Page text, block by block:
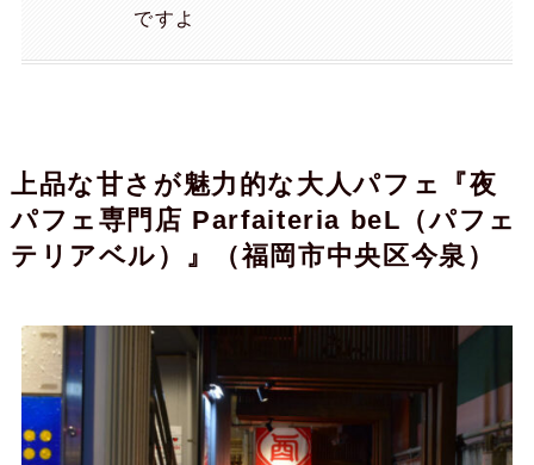
ですよ
上品な甘さが魅力的な大人パフェ『夜
パフェ専門店 Parfaiteria beL（パフェ
テリアベル）』（福岡市中央区今泉）